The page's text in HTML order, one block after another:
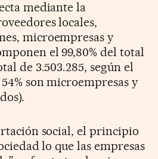
mediante la
locales,
microempresas y
el 99,80% del total
de 3.503.285, según el
son microempresas y
social, el principio
lo que las empresas